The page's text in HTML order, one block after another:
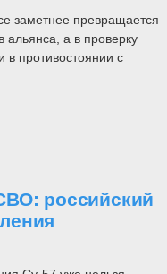
заметнее превращается
альянса, а в проверку
в противостоянии с
российский